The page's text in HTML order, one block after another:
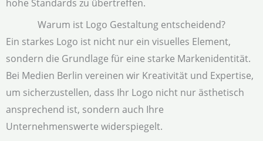
hohe Standards zu übertreffen.
Warum ist Logo Gestaltung entscheidend?
Ein starkes Logo ist nicht nur ein visuelles Element,
sondern die Grundlage für eine starke Markenidentität.
Bei Medien Berlin vereinen wir Kreativität und Expertise,
um sicherzustellen, dass Ihr Logo nicht nur ästhetisch
ansprechend ist, sondern auch Ihre
Unternehmenswerte widerspiegelt.